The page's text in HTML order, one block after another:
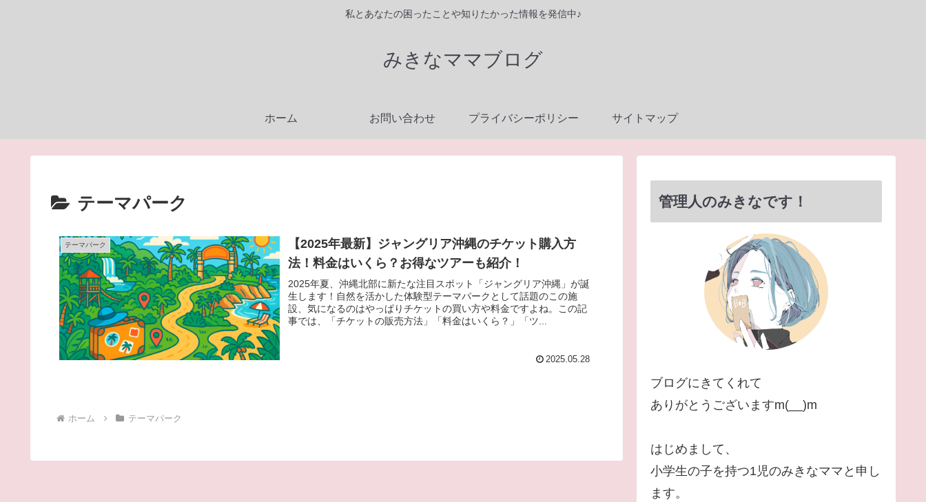
私とあなたの困ったことや知りたかった情報を発信中♪
みきなママブログ
ホーム お問い合わせ プライバシーポリシー サイトマップ
テーマパーク
テーマパーク
【2025年最新】ジャングリア沖縄のチケット購入方
法！料金はいくら？お得なツアーも紹介！
2025年夏、沖縄北部に新たな注目スポット「ジャングリア沖縄」が誕
生します！自然を活かした体験型テーマパークとして話題のこの施
設、気になるのはやっぱりチケットの買い方や料金ですよね。この記
事では、「チケットの販売方法」「料金はいくら？」「ツ...
2025.05.28
ホーム テーマパーク
管理人のみきなです！
ブログにきてくれて
ありがとうございますm(__)m
はじめまして、
小学生の子を持つ1児のみきなママと申し
ます。